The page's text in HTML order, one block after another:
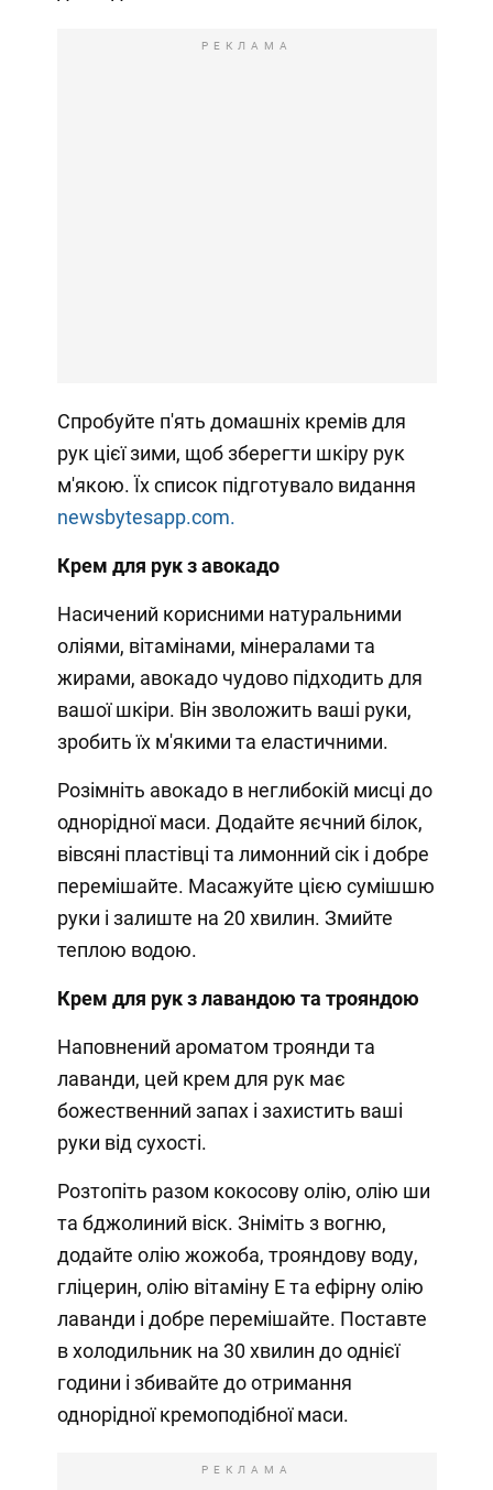
РЕКЛАМА
Спробуйте п'ять домашніх кремів для
рук цієї зими, щоб зберегти шкіру рук
м'якою. Їх список підготувало видання
newsbytesapp.com.
Крем для рук з авокадо
Насичений корисними натуральними
оліями, вітамінами, мінералами та
жирами, авокадо чудово підходить для
вашої шкіри. Він зволожить ваші руки,
зробить їх м'якими та еластичними.
Розімніть авокадо в неглибокій мисці до
однорідної маси. Додайте яєчний білок,
вівсяні пластівці та лимонний сік і добре
перемішайте. Масажуйте цією сумішшю
руки і залиште на 20 хвилин. Змийте
теплою водою.
Крем для рук з лавандою та трояндою
Наповнений ароматом троянди та
лаванди, цей крем для рук має
божественний запах і захистить ваші
руки від сухості.
Розтопіть разом кокосову олію, олію ши
та бджолиний віск. Зніміть з вогню,
додайте олію жожоба, трояндову воду,
гліцерин, олію вітаміну Е та ефірну олію
лаванди і добре перемішайте. Поставте
в холодильник на 30 хвилин до однієї
години і збивайте до отримання
однорідної кремоподібної маси.
РЕКЛАМА